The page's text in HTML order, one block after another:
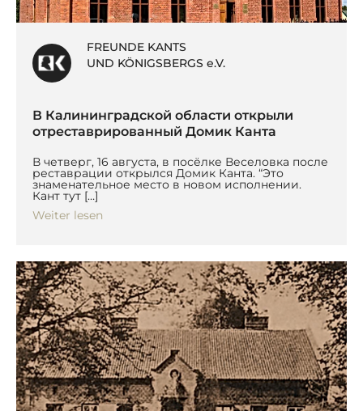
FREUNDE KANTS
UND KÖNIGSBERGS e.V.
В Калининградской области открыли
отреставрированный Домик Канта
В четверг, 16 августа, в посёлке Веселовка после
реставрации открылся Домик Канта. “Это
знаменательное место в новом исполнении.
Кант тут […]
Weiter lesen